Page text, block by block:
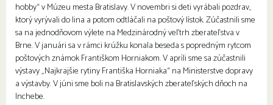
hobby“ v Múzeu mesta Bratislavy. V novembri si deti vyrábali pozdrav,
ktorý vyrývali do lina a potom odtláčali na poštový lístok. Zúčastnili sme
sa na jednodňovom výlete na Medzinárodný veľtrh zberateľstva v
Brne. V januári sa v rámci krúžku konala beseda s popredným rytcom
poštových známok Františkom Horniakom. V apríli sme sa zúčastnili
výstavy „Najkrajšie rytiny Františka Horniaka“ na Ministerstve dopravy
a výstavby. V júni sme boli na Bratislavských zberateľských dňoch na
Inchebe.